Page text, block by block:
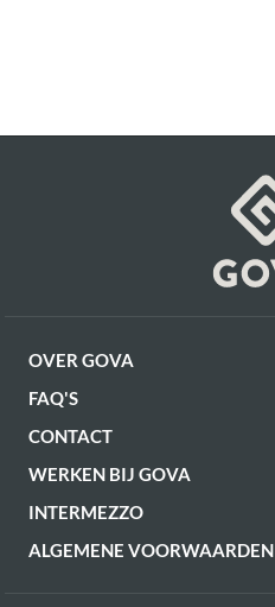
OVER GOVA
FAQ'S
CONTACT
WERKEN BIJ GOVA
INTERMEZZO
ALGEMENE VOORWAARDEN